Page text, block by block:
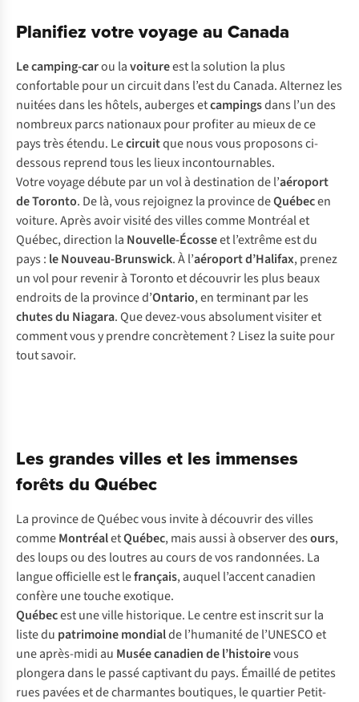
Planifiez votre voyage au Canada
Le camping-carou lavoitureest la solution la plus
confortable pour un circuit dans l’est du Canada. Alternez les
nuitées dans les hôtels, auberges etcampingsdans l’un des
nombreux parcs nationaux pour profiter au mieux de ce
pays très étendu. Lecircuitque nous vous proposons ci-
dessous reprend tous les lieux incontournables.
Votre voyage débute par un vol à destination de l’aéroport
de Toronto. De là, vous rejoignez la province deQuébecen
voiture. Après avoir visité des villes comme Montréal et
Québec, direction la Nouvelle-Écosseet l’extrême est du
pays : le Nouveau-Brunswick. À l’aéroport d’Halifax, prenez
un vol pour revenir à Toronto et découvrir les plus beaux
endroits de la province d’Ontario, en terminant par les
chutes du Niagara. Que devez-vous absolument visiter et
comment vous y prendre concrètement ? Lisez la suite pour
tout savoir.
Les grandes villes et les immenses
forêts du Québec
La province de Québec vous invite à découvrir des villes
commeMontréaletQuébec, mais aussi à observer desours,
des loups ou des loutres au cours de vos randonnées. La
langue officielle est lefrançais, auquel l’accent canadien
confère une touche exotique.
Québecest une ville historique. Le centre est inscrit sur la
liste du patrimoine mondialde l’humanité de l’UNESCO et
une après-midi au Musée canadien de l’histoirevous
plongera dans le passé captivant du pays. Émaillé de petites
rues pavées et de charmantes boutiques, le quartier Petit-